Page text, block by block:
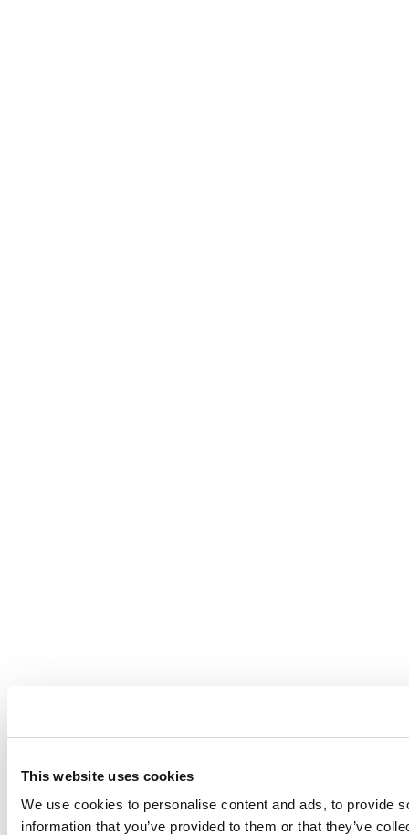
This website uses cookies
We use cookies to personalise content and ads, to provide
information that you’ve provided to them or that they’ve